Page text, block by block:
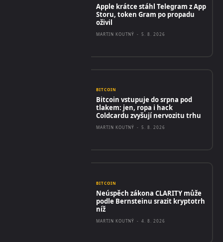
Apple krátce stáhl Telegram z App
Storu, token Gram po propadu
oživil
MARTIN KOUTNÝ - 5. 8. 2026
BITCOIN
Bitcoin vstupuje do srpna pod
tlakem: jen, ropa i hack
Coldcardu zvyšují nervozitu trhu
MARTIN KOUTNÝ - 5. 8. 2026
BITCOIN
Neúspěch zákona CLARITY může
podle Bernsteinu srazit kryptotrh
níž
MARTIN KOUTNÝ - 4. 8. 2026